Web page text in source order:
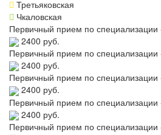
Третьяковская
Чкаловская
Первичный прием по специализации
2400 руб.
Первичный прием по специализации
2400 руб.
Первичный прием по специализации
2400 руб.
Первичный прием по специализации
2400 руб.
Первичный прием по специализации